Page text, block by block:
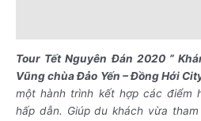
Tour Tết Nguyên Đán 2020 ”
Vũng chùa Đảo Yến – Đồng Hới
một hành trình kết hợp các điểm
hấp dẫn. Giúp du khách vừa